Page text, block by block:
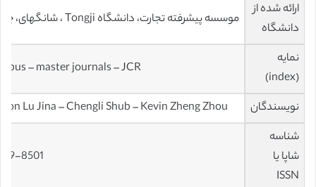
ارائه شده از
دانشگاه
موسسه پیشرفته تجارت، دانشگاه Tongji ، شانگهای، چین
نمایه
(index)
– master journals – JCR
نویسندگان
Lu Jina – Chengli Shub – Kevin Zheng Zhou
شناسه
شاپا یا
ISSN
8501